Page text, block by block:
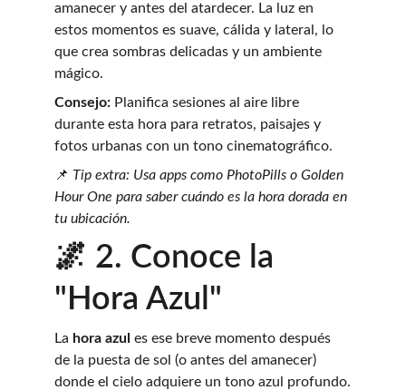
amanecer y antes del atardecer. La luz en
estos momentos es suave, cálida y lateral, lo
que crea sombras delicadas y un ambiente
mágico.
Consejo: Planifica sesiones al aire libre
durante esta hora para retratos, paisajes y
fotos urbanas con un tono cinematográfico.
📌 Tip extra: Usa apps como PhotoPills o Golden
Hour One para saber cuándo es la hora dorada en
tu ubicación.
🌌 2. Conoce la
"Hora Azul"
La hora azul es ese breve momento después
de la puesta de sol (o antes del amanecer)
donde el cielo adquiere un tono azul profundo.